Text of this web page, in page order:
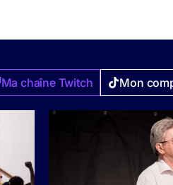
Ma chaîne Twitch Mon